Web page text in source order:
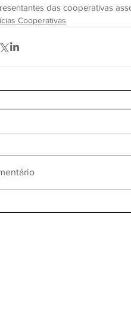
das cooperativas
Cooperativas